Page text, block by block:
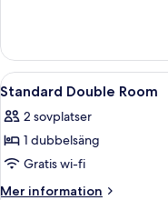
Twin
Room
Öppna
alla
foton
för
Standard
Double
1
Standard Double Room
2 sovplatser
1 dubbelsäng
Gratis wi-fi
Mer information
Mer